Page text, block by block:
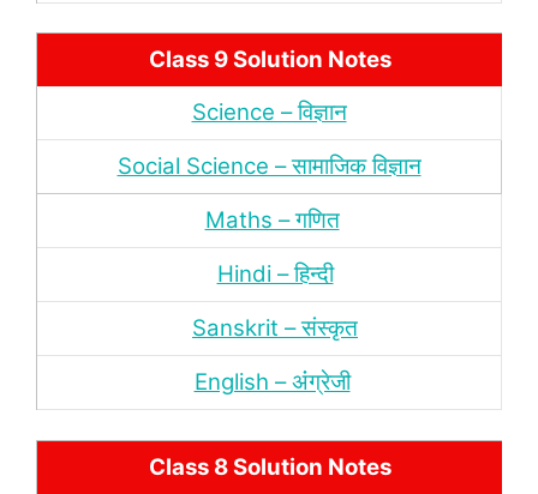
Class 9 Solution Notes
Science – विज्ञान
Social Science – सामाजिक विज्ञान
Maths – गणित
Hindi – हिन्‍दी
Sanskrit – संस्‍कृत
English – अंंग्रेजी
Class 8 Solution Notes